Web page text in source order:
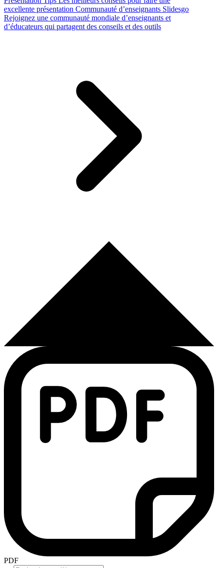
excellente présentation Communauté d’enseignants Slidesgo
Rejoignez une communauté mondiale d’enseignants et
d’éducateurs qui partagent des conseils et des outils
PDF